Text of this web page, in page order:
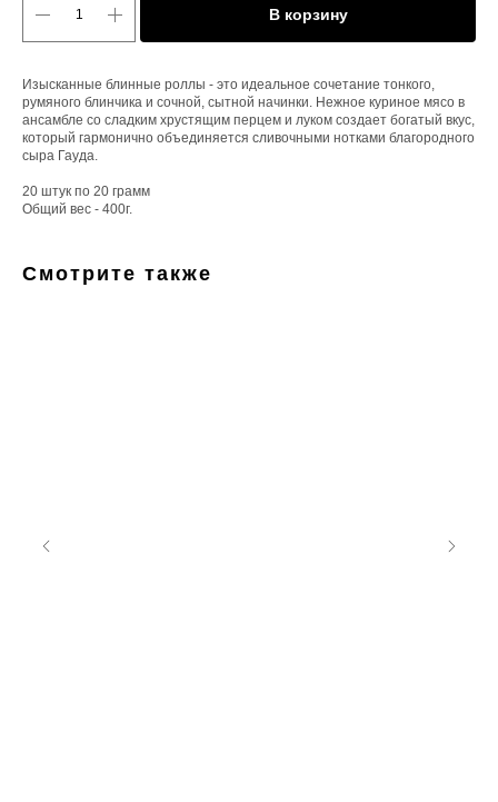
В корзину
Изысканные блинные роллы - это идеальное сочетание тонкого,
румяного блинчика и сочной, сытной начинки. Нежное куриное мясо в
ансамбле со сладким хрустящим перцем и луком создает богатый вкус,
который гармонично объединяется сливочными нотками благородного
сыра Гауда.
20 штук по 20 грамм
Общий вес - 400г.
Смотрите также